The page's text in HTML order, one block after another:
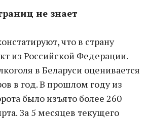
не знает
что в страну
из Российской Федерации.
в Беларуси оценивается
в год. В прошлом году из
было изъято более 260
За 5 месяцев текущего